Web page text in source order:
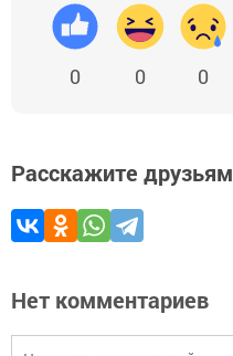
0 0 0
Расскажите друзьям
Нет комментариев